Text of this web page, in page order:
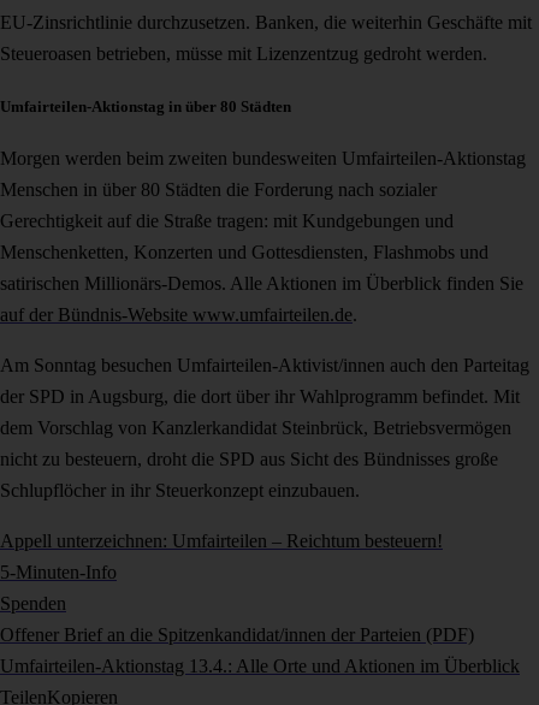
EU-Zinsrichtlinie durchzusetzen. Banken, die weiterhin Geschäfte mit
Steueroasen betrieben, müsse mit Lizenzentzug gedroht werden.
Umfairteilen-Aktionstag in über 80 Städten
Morgen werden beim zweiten bundesweiten Umfairteilen-Aktionstag
Menschen in über 80 Städten die Forderung nach sozialer
Gerechtigkeit auf die Straße tragen: mit Kundgebungen und
Menschenketten, Konzerten und Gottesdiensten, Flashmobs und
satirischen Millionärs-Demos. Alle Aktionen im Überblick finden Sie
auf der Bündnis-Website www.umfairteilen.de.
Am Sonntag besuchen Umfairteilen-Aktivist/innen auch den Parteitag
der SPD in Augsburg, die dort über ihr Wahlprogramm befindet. Mit
dem Vorschlag von Kanzlerkandidat Steinbrück, Betriebsvermögen
nicht zu besteuern, droht die SPD aus Sicht des Bündnisses große
Schlupflöcher in ihr Steuerkonzept einzubauen.
Appell unterzeichnen: Umfairteilen – Reichtum besteuern!
5-Minuten-Info
Spenden
Offener Brief an die Spitzenkandidat/innen der Parteien (PDF)
Umfairteilen-Aktionstag 13.4.: Alle Orte und Aktionen im Überblick
TeilenKopieren